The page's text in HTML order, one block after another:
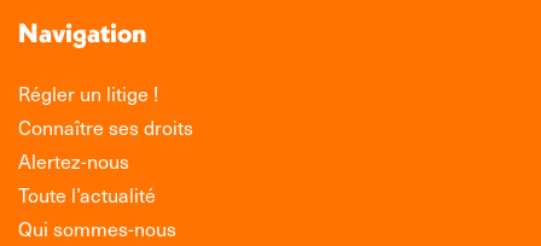
Navigation
Régler un litige !
Connaître ses droits
Alertez-nous
Toute l’actualité
Qui sommes-nous